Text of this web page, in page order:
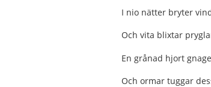
I nio nätter bryter
Och vita blixtar
En grånad hjort
Och ormar tuggar